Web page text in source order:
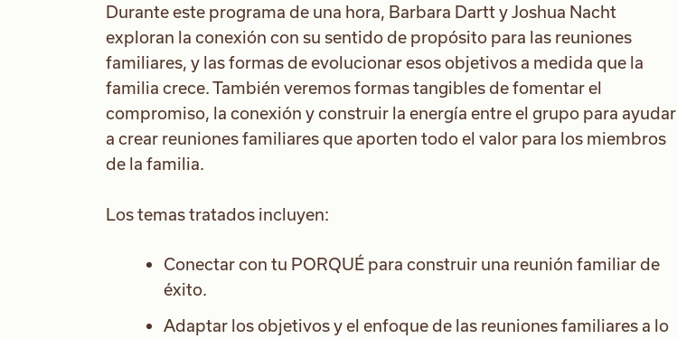
Durante este programa de una hora, Barbara Dartt y Joshua Nacht
exploran la conexión con su sentido de propósito para las reuniones
familiares, y las formas de evolucionar esos objetivos a medida que la
familia crece. También veremos formas tangibles de fomentar el
compromiso, la conexión y construir la energía entre el grupo para ayudar
a crear reuniones familiares que aporten todo el valor para los miembros
de la familia.
Los temas tratados incluyen:
Conectar con tu PORQUÉ para construir una reunión familiar de
éxito.
Adaptar los objetivos y el enfoque de las reuniones familiares a lo